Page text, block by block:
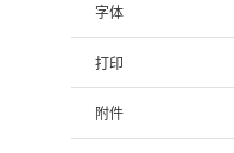
字体
打印
附件